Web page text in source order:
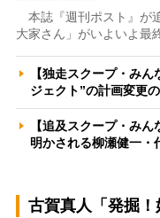
本誌『週刊ポスト』が
大家さん」がいよいよ最
【独走スクープ・み
ジェクト”の計画変更
【追及スクープ・み
明かされる柳瀬健一
古賀真人「発掘！